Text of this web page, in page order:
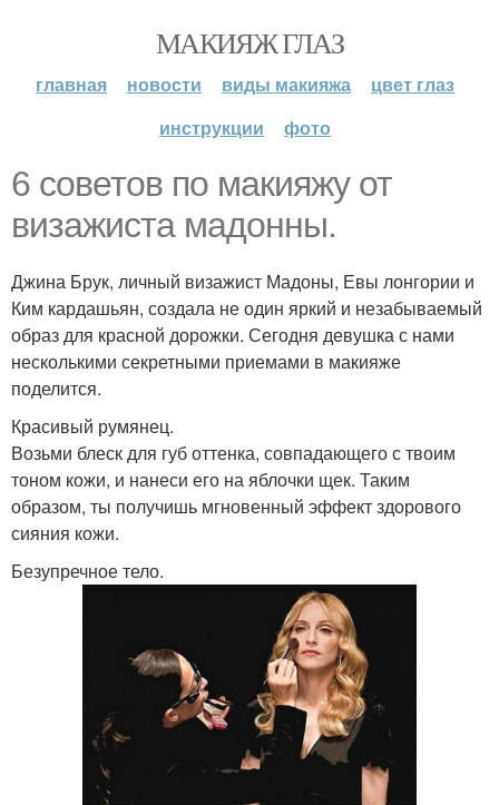
МАКИЯЖ ГЛАЗ
главная новости виды макияжа
цвет глаз
инструкции
фото
6 советов по макияжу от
визажиста мадонны.
Джина Брук, личный визажист Мадоны, Евы лонгории и
Ким кардашьян, создала не один яркий и незабываемый
образ для красной дорожки. Сегодня девушка с нами
несколькими секретными приемами в макияже
поделится.
Красивый румянец.
Возьми блеск для губ оттенка, совпадающего с твоим
тоном кожи, и нанеси его на яблочки щек. Таким
образом, ты получишь мгновенный эффект здорового
сияния кожи.
Безупречное тело.